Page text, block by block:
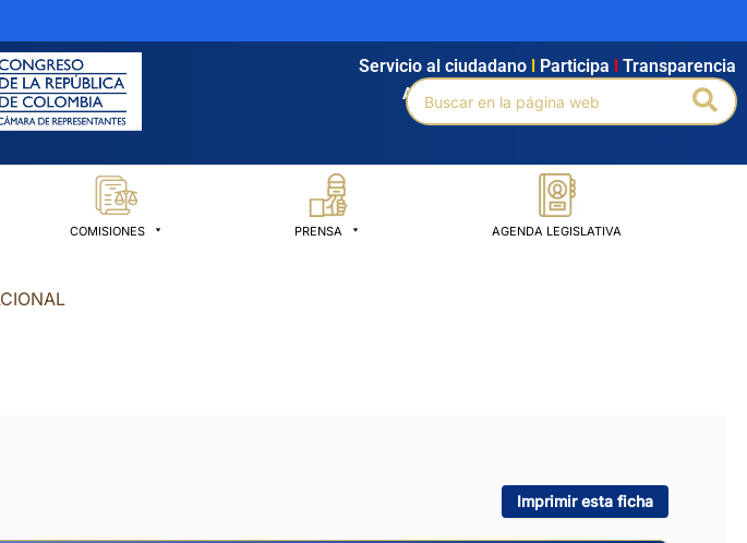
Agendamiento Intranet Búsqueda avanzada
Servicio al ciudadano Participa Transparencia
Buscar
por:
COMISIONES PRENSA AGENDA LEGISLATIVA
Imprimir esta ficha